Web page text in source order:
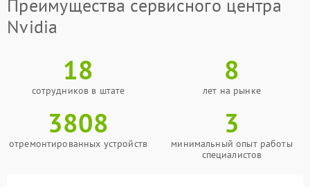
Преимущества сервисного центра
Nvidia
18
сотрудников в штате
8
лет на рынке
3808
отремонтированных устройств
3
минимальный опыт работы
специалистов